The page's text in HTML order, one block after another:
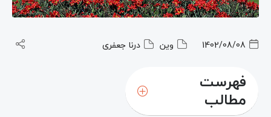
1402/08/08 وین درنا جعفری
فهرست
مطالب